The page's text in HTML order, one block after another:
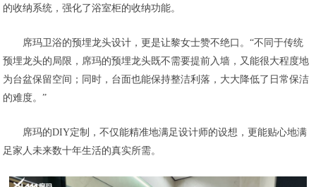
的收纳系统，强化了浴室柜的收纳功能。
席玛卫浴的预埋龙头设计，更是让黎女士赞不绝口。“不同于传统
预埋龙头的局限，席玛的预埋龙头既不需要提前入墙，又能很大程度地
为台盆保留空间；同时，台面也能保持整洁利落，大大降低了日常保洁
的难度。”
席玛的DIY定制，不仅能精准地满足设计师的设想，更能贴心地满
足家人未来数十年生活的真实所需。